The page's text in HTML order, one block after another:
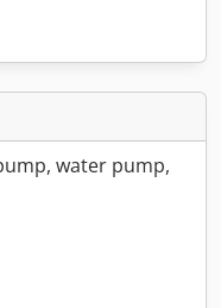
water pump,